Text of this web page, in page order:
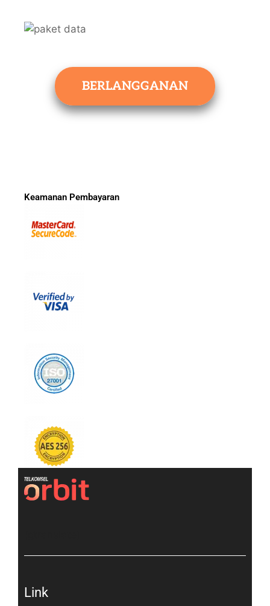
BERLANGGANAN
Keamanan Pembayaran
Link